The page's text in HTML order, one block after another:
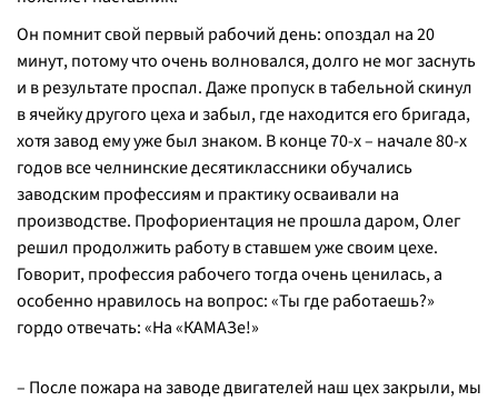
Он помнит свой первый рабочий день: опоздал на 20
минут, потому что очень волновался, долго не мог заснуть
и в результате проспал. Даже пропуск в табельной скинул
в ячейку другого цеха и забыл, где находится его бригада,
хотя завод ему уже был знаком. В конце 70-х – начале 80-х
годов все челнинские десятиклассники обучались
заводским профессиям и практику осваивали на
производстве. Профориентация не прошла даром, Олег
решил продолжить работу в ставшем уже своим цехе.
Говорит, профессия рабочего тогда очень ценилась, а
особенно нравилось на вопрос: «Ты где работаешь?»
гордо отвечать: «На «КАМАЗе!»
– После пожара на заводе двигателей наш цех закрыли, мы